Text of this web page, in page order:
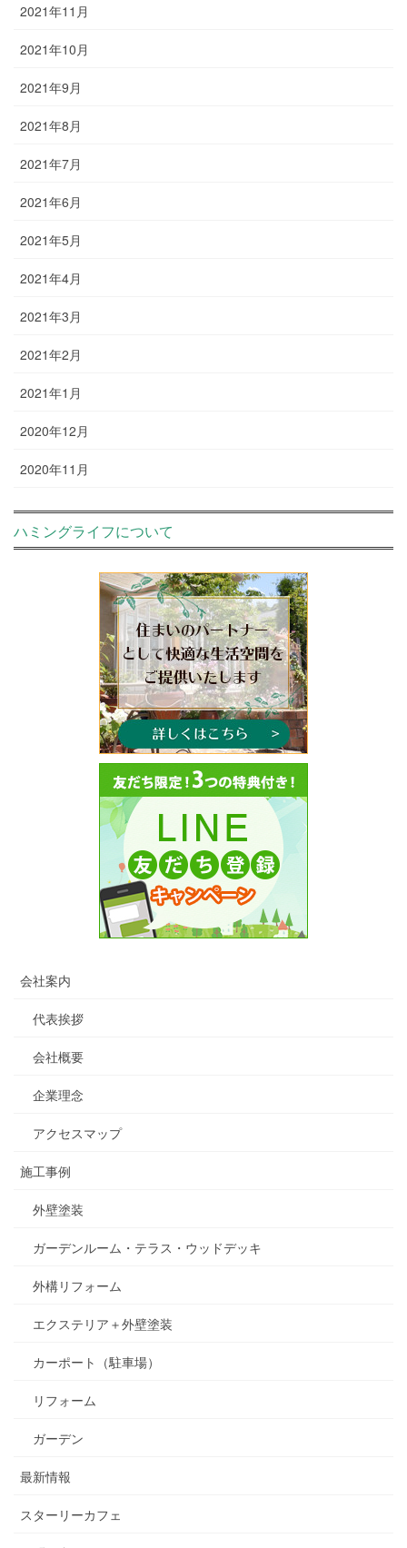
2021年11月
2021年10月
2021年9月
2021年8月
2021年7月
2021年6月
2021年5月
2021年4月
2021年3月
2021年2月
2021年1月
2020年12月
2020年11月
ハミングライフについて
会社案内
代表挨拶
会社概要
企業理念
アクセスマップ
施工事例
外壁塗装
ガーデンルーム・テラス・ウッドデッキ
外構リフォーム
エクステリア＋外壁塗装
カーポート（駐車場）
リフォーム
ガーデン
最新情報
スターリーカフェ